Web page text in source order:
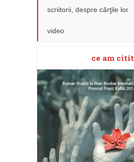
scriitorii, despre cărţile lor
video
ce am citit